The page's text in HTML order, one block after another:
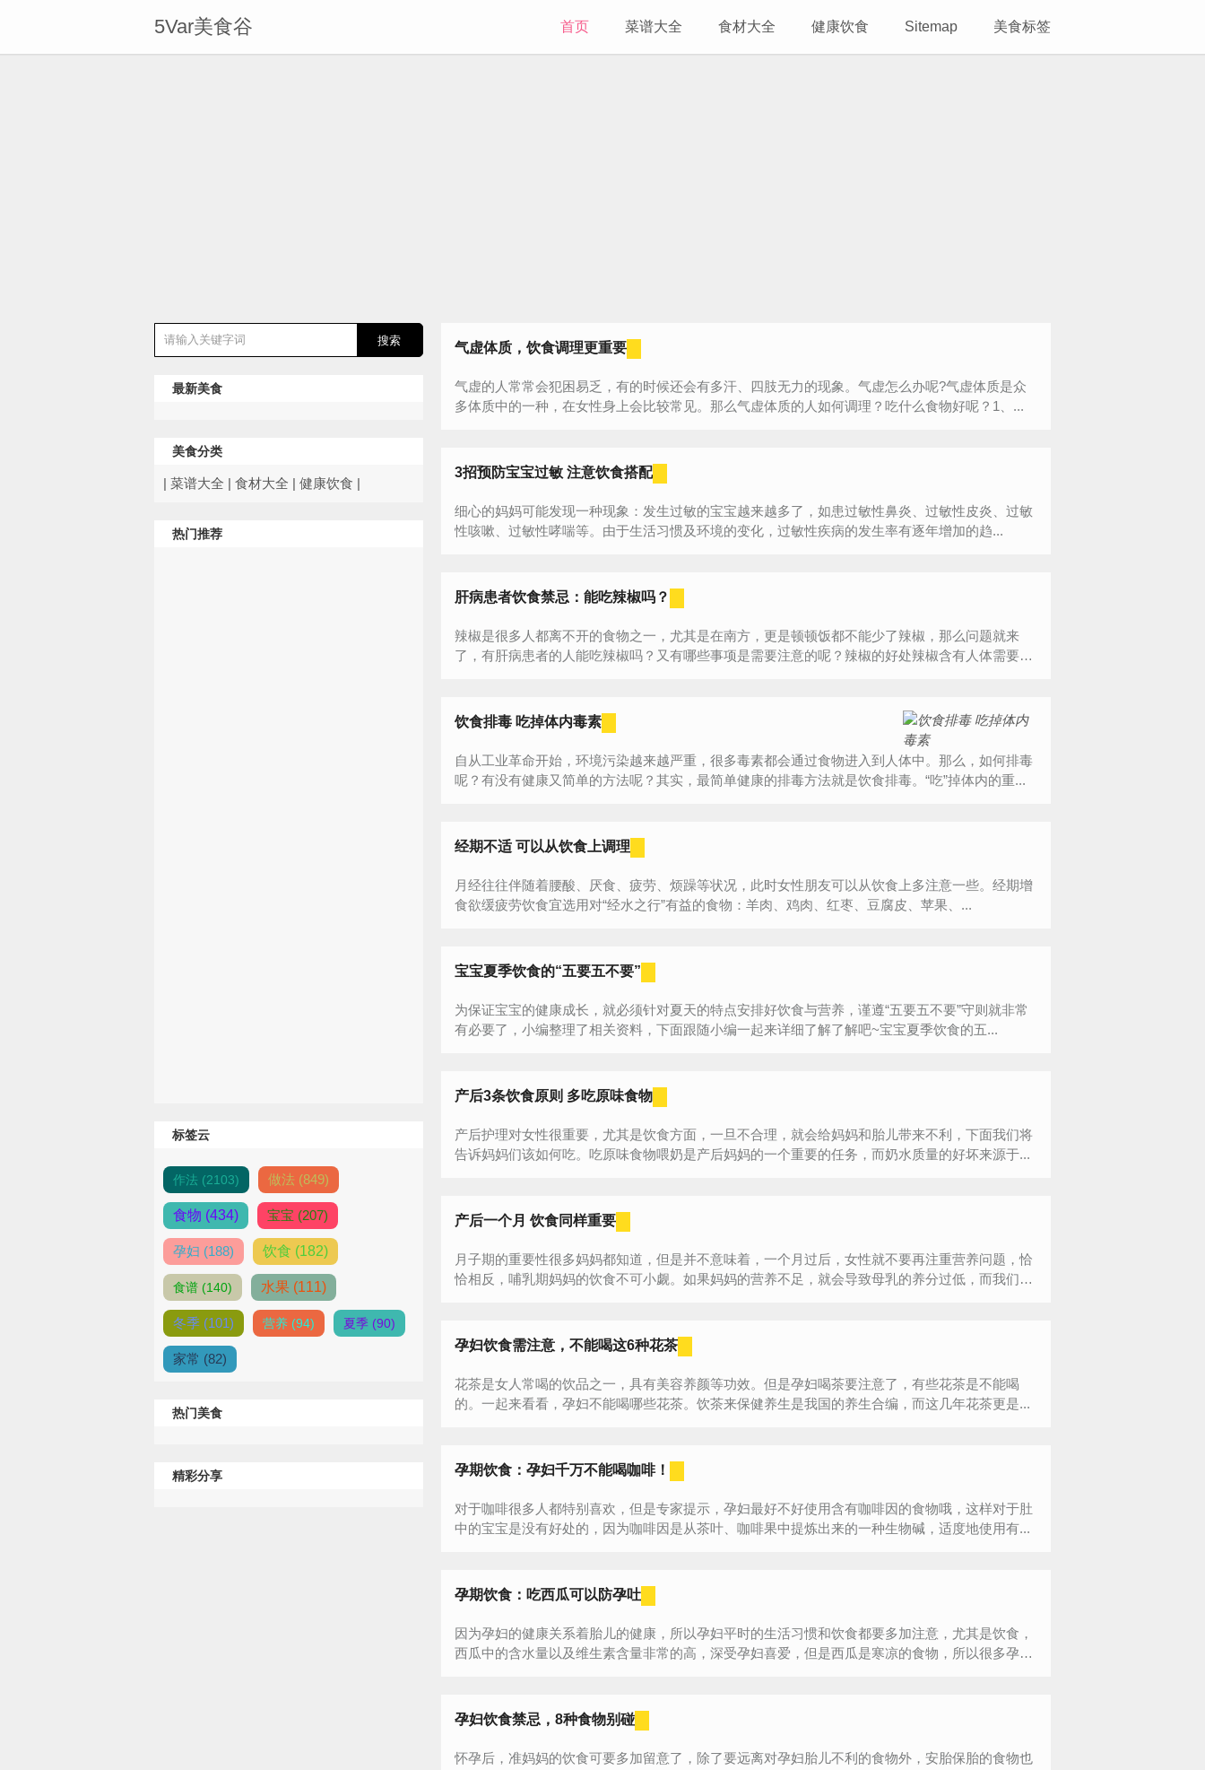
5Var美食谷 首页 菜谱大全 食材大全 健康饮食 Sitemap 美食标签
最新美食
美食分类
| 菜谱大全 | 食材大全 | 健康饮食 |
热门推荐
标签云
作法 (2103) 做法 (849)
食物 (434) 宝宝 (207)
孕妇 (188) 饮食 (182)
食谱 (140) 水果 (111)
冬季 (101) 营养 (94) 夏季 (90)
家常 (82)
热门美食
精彩分享
气虚体质，饮食调理更重要
气虚的人常常会犯困易乏，有的时候还会有多汗、四肢无力的现象。气虚怎么办呢?气虚体质是众
多体质中的一种，在女性身上会比较常见。那么气虚体质的人如何调理？吃什么食物好呢？1、...
3招预防宝宝过敏 注意饮食搭配
细心的妈妈可能发现一种现象：发生过敏的宝宝越来越多了，如患过敏性鼻炎、过敏性皮炎、过敏
性咳嗽、过敏性哮喘等。由于生活习惯及环境的变化，过敏性疾病的发生率有逐年增加的趋...
肝病患者饮食禁忌：能吃辣椒吗？
辣椒是很多人都离不开的食物之一，尤其是在南方，更是顿顿饭都不能少了辣椒，那么问题就来
了，有肝病患者的人能吃辣椒吗？又有哪些事项是需要注意的呢？辣椒的好处辣椒含有人体需要的
饮食排毒 吃掉体内毒素
自从工业革命开始，环境污染越来越严重，很多毒素都会通过食物进入到人体中。那么，如何排毒
呢？有没有健康又简单的方法呢？其实，最简单健康的排毒方法就是饮食排毒。“吃”掉体内的重...
经期不适 可以从饮食上调理
月经往往伴随着腰酸、厌食、疲劳、烦躁等状况，此时女性朋友可以从饮食上多注意一些。经期增
食欲缓疲劳饮食宜选用对“经水之行”有益的食物：羊肉、鸡肉、红枣、豆腐皮、苹果、...
宝宝夏季饮食的“五要五不要”
为保证宝宝的健康成长，就必须针对夏天的特点安排好饮食与营养，谨遵“五要五不要”守则就非常
有必要了，小编整理了相关资料，下面跟随小编一起来详细了解了解吧~宝宝夏季饮食的五...
产后3条饮食原则 多吃原味食物
产后护理对女性很重要，尤其是饮食方面，一旦不合理，就会给妈妈和胎儿带来不利，下面我们将
告诉妈妈们该如何吃。吃原味食物喂奶是产后妈妈的一个重要的任务，而奶水质量的好坏来源于...
产后一个月 饮食同样重要
月子期的重要性很多妈妈都知道，但是并不意味着，一个月过后，女性就不要再注重营养问题，恰
恰相反，哺乳期妈妈的饮食不可小觑。如果妈妈的营养不足，就会导致母乳的养分过低，而我们的
孕妇饮食需注意，不能喝这6种花茶
花茶是女人常喝的饮品之一，具有美容养颜等功效。但是孕妇喝茶要注意了，有些花茶是不能喝
的。一起来看看，孕妇不能喝哪些花茶。饮茶来保健养生是我国的养生合编，而这几年花茶更是...
孕期饮食：孕妇千万不能喝咖啡！
对于咖啡很多人都特别喜欢，但是专家提示，孕妇最好不好使用含有咖啡因的食物哦，这样对于肚
中的宝宝是没有好处的，因为咖啡因是从茶叶、咖啡果中提炼出来的一种生物碱，适度地使用有...
孕期饮食：吃西瓜可以防孕吐
因为孕妇的健康关系着胎儿的健康，所以孕妇平时的生活习惯和饮食都要多加注意，尤其是饮食，
西瓜中的含水量以及维生素含量非常的高，深受孕妇喜爱，但是西瓜是寒凉的食物，所以很多孕
孕妇饮食禁忌，8种食物别碰
怀孕后，准妈妈的饮食可要多加留意了，除了要远离对孕妇胎儿不利的食物外，安胎保胎的食物也